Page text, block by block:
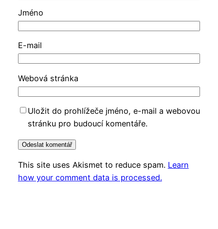
Jméno
E-mail
Webová stránka
Uložit do prohlížeče jméno, e-mail a webovou
stránku pro budoucí komentáře.
This site uses Akismet to reduce spam. Learn
how your comment data is processed.